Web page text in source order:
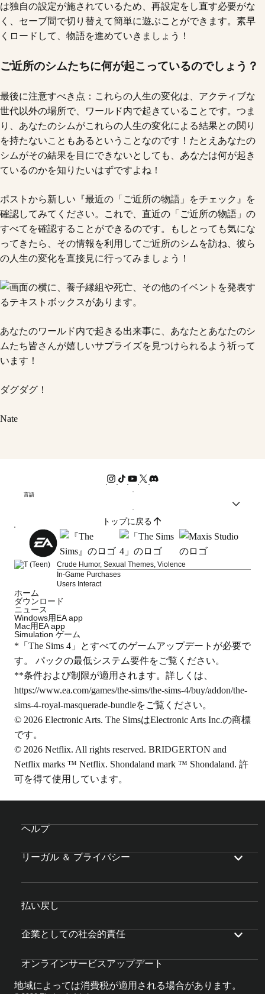
は独自の設定が施されているため、再設定をし直す必要がな
く、セーブ間で切り替えて簡単に遊ぶことができます。素早
くロードして、物語を進めていきましょう！
ご近所のシムたちに何が起こっているのでしょう？
最後に注意すべき点：これらの人生の変化は、アクティブな
世代以外の場所で、ワールド内で起きていることです。つま
り、あなたのシムがこれらの人生の変化による結果との関り
を持たないこともあるということなのです！たとえあなたの
シムがその結果を目にできないとしても、 あなたは何が起き
ているのかを知りたいはずですよね！
ポストから新しい『最近の「ご近所の物語」をチェック』を
確認してみてください。これで、直近の「ご近所の物語」の
すべてを確認することができるのです。もしとっても気にな
ってきたら、その情報を利用してご近所のシムを訪ね、彼ら
の人生の変化を直接見に行ってみましょう！
あなたのワールド内で起きる出来事に、あなたとあなたのシ
ムたち皆さんが嬉しいサプライズを見つけられるよう祈って
います！
ダグダグ！
Nate
言語
トップに戻る
Crude Humor, Sexual Themes, Violence
In-Game Purchases
Users Interact
ホーム
ダウンロード
ニュース
Windows用EA app
Mac用EA app
Simulation ゲーム
*「The Sims 4」とすべてのゲームアップデートが必要で
す。 パックの最低システム要件をご覧ください。
**条件および制限が適用されます。詳しくは、
https://www.ea.com/games/the-sims/the-sims-4/buy/addon/the-
sims-4-royal-masquerade-bundleをご覧ください。
© 2026 Electronic Arts. The SimsはElectronic Arts Inc.の商標
です。
© 2026 Netflix. All rights reserved. BRIDGERTON and
Netflix marks ™ Netflix. Shondaland mark ™ Shondaland. 許
可を得て使用しています。
ヘルプ
リーガル ＆ プライバシー
払い戻し
企業としての社会的責任
オンラインサービスアップデート
地域によっては消費税が適用される場合があります。